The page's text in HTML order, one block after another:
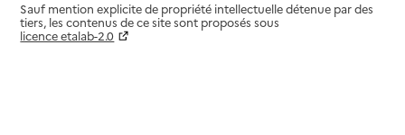
Sauf mention explicite de propriété intellectuelle détenue par des
tiers, les contenus de ce site sont proposés sous
licence etalab-2.0